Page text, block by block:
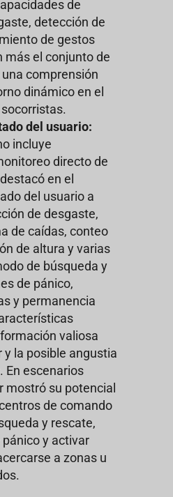
de
detección de
de gestos
más el conjunto de
comprensión
dinámico en el
del usuario:
incluye
directo de
en el
del usuario a
de desgaste,
de caídas, conteo
de altura y varias
de búsqueda y
de pánico,
y permanencia
valiosa
y la posible angustia
En escenarios
mostró su potencial
de comando
y rescate,
y activar
a zonas u